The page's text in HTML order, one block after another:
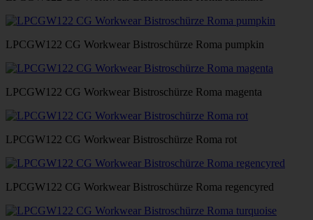
LPCGW122 CG Workwear Bistroschürze Roma pumpkin
LPCGW122 CG Workwear Bistroschürze Roma magenta
LPCGW122 CG Workwear Bistroschürze Roma rot
LPCGW122 CG Workwear Bistroschürze Roma regencyred